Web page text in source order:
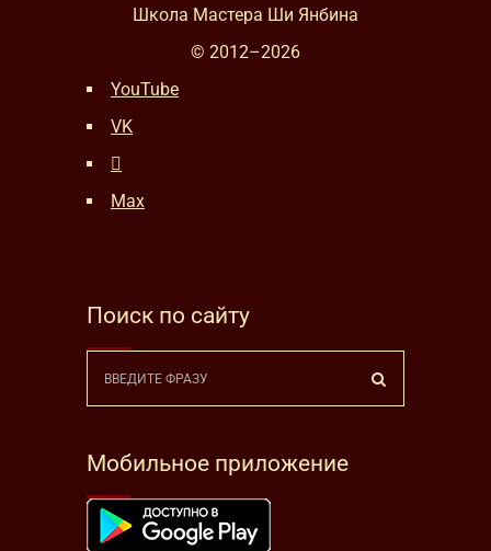
Школа Мастера Ши Янбина
© 2012–2026
YouTube
VK
Max
Поиск по сайту
Мобильное приложение